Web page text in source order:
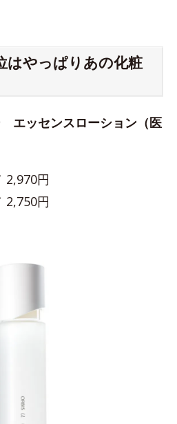
はやっぱりあの化粧
ッセンスローション（医
2,970円
2,750円